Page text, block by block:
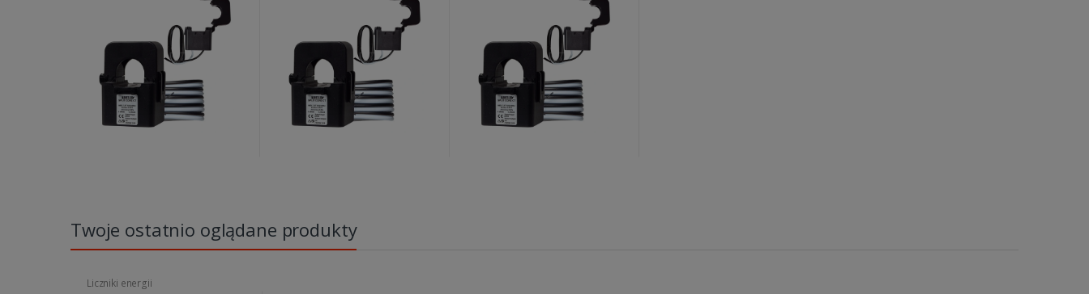
Twoje ostatnio oglądane produkty
Liczniki energii